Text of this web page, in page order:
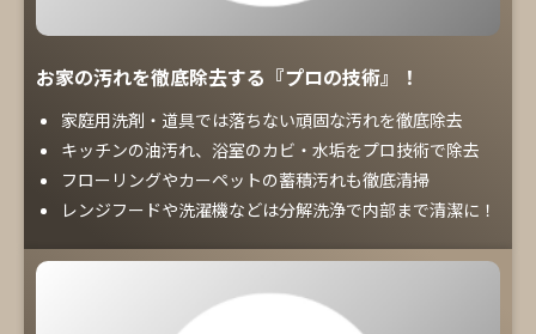
お家の汚れを徹底除去する『プロの技術』！
家庭用洗剤・道具では落ちない頑固な汚れを徹底除去
キッチンの油汚れ、浴室のカビ・水垢をプロ技術で除去
フローリングやカーペットの蓄積汚れも徹底清掃
レンジフードや洗濯機などは分解洗浄で内部まで清潔に！